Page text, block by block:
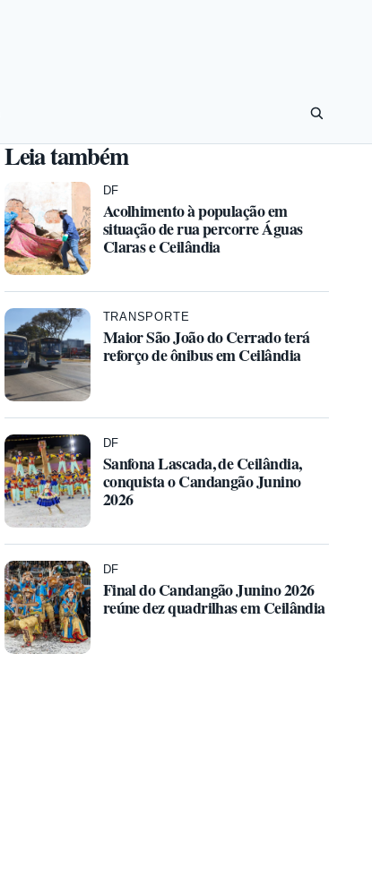
Leia também
DF
Acolhimento à população em
situação de rua percorre Águas
Claras e Ceilândia
TRANSPORTE
Maior São João do Cerrado terá
reforço de ônibus em Ceilândia
DF
Sanfona Lascada, de Ceilândia,
conquista o Candangão Junino
2026
DF
Final do Candangão Junino 2026
reúne dez quadrilhas em Ceilândia